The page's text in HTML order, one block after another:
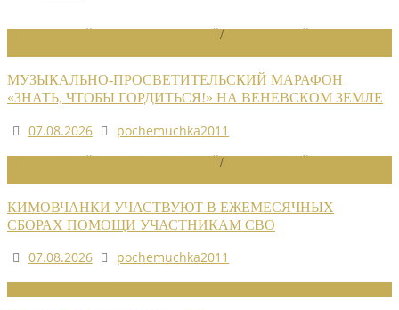
/
МУЗЫКАЛЬНО-ПРОСВЕТИТЕЛЬСКИЙ МАРАФОН
«ЗНАТЬ, ЧТОБЫ ГОРДИТЬСЯ!» НА ВЕНЕВСКОМ ЗЕМЛЕ
07.08.2026
pochemuchka2011
/
КИМОВЧАНКИ УЧАСТВУЮТ В ЕЖЕМЕСЯЧНЫХ
СБОРАХ ПОМОЩИ УЧАСТНИКАМ СВО
07.08.2026
pochemuchka2011